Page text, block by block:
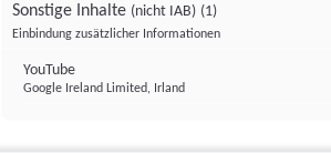
Sonstige Inhalte (nicht IAB) (1)
Einbindung zusätzlicher Informationen
YouTube
Google Ireland Limited, Irland